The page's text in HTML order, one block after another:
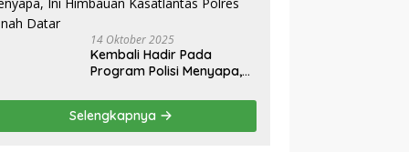
14 Oktober 2025
Kembali Hadir Pada
Program Polisi Menyapa,
Polres Tanah Datar
Selengkapnya